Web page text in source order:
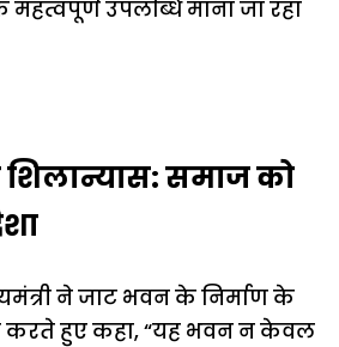
उपलब्धि माना जा रहा
समाज को
ने जाट भवन के निर्माण के
करते हुए कहा, “यह भवन न केवल